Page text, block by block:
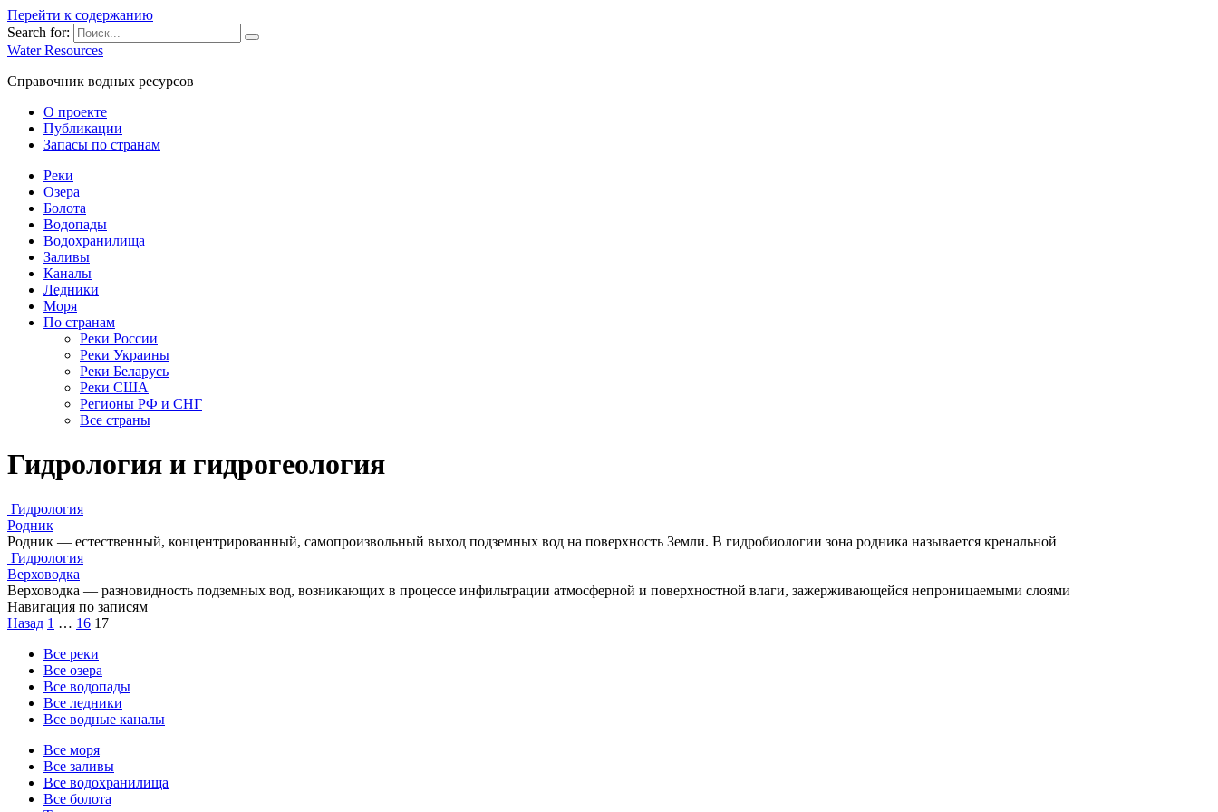
Перейти к содержанию
Search for:
Water Resources
Справочник водных ресурсов
О проекте
Публикации
Запасы по странам
Реки
Озера
Болота
Водопады
Водохранилища
Заливы
Каналы
Ледники
Моря
По странам
Реки России
Реки Украины
Реки Беларусь
Реки США
Регионы РФ и СНГ
Все страны
Гидрология и гидрогеология
Гидрология
Родник
Родник — естественный, концентрированный, самопроизвольный выход подземных вод на поверхность Земли. В гидробиологии зона родника называется кренальной
Гидрология
Верховодка
Верховодка — разновидность подземных вод, возникающих в процессе инфильтрации атмосферной и поверхностной влаги, зажерживающейся непроницаемыми слоями
Навигация по записям
Назад 1 … 16 17
Все реки
Все озера
Все водопады
Все ледники
Все водные каналы
Все моря
Все заливы
Все водохранилища
Все болота